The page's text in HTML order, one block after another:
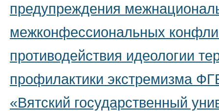
предупреждения
межконфессиональных
противодействия идеологии
профилактики экстремизма
«Вятский государственный